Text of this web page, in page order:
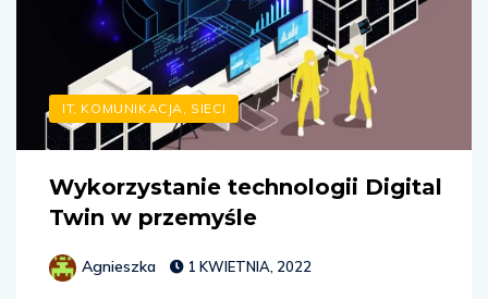
IT, KOMUNIKACJA, SIECI
Wykorzystanie technologii Digital
Twin w przemyśle
Agnieszka 1 KWIETNIA, 2022